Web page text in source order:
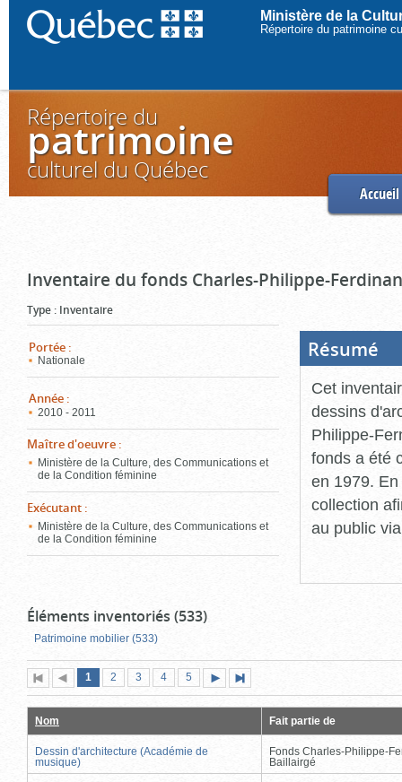
Ministère de la
Répertoire du patrimoine
Répertoire du
patrimoine
culturel du Québec
Accueil
Inventaire du fonds Charles-Philippe-
Type : Inventaire
Portée :
Nationale
Année :
2010 - 2011
Maître d'oeuvre :
Ministère de la Culture, des Communications et
de la Condition féminine
Exécutant :
Ministère de la Culture, des Communications et
de la Condition féminine
Résumé
Cet
dessins
Philippe-
fonds a été
en 1979.
collection
au public
Éléments inventoriés (533)
Patrimoine mobilier (533)
Première
page
Page
précédente
Page
1 (page
actuelle)
Page
2 Page
3 Page
4 Page
5
suivante
page
Nom Fait partie de
Dessin d'architecture (Académie de
musique)
Fonds Charles-Philippe-
Baillairgé